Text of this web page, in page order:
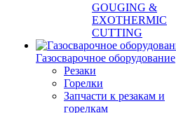
GOUGING &
EXOTHERMIC
CUTTING
Газосварочное оборудование
Резаки
Горелки
Запчасти к резакам и
горелкам